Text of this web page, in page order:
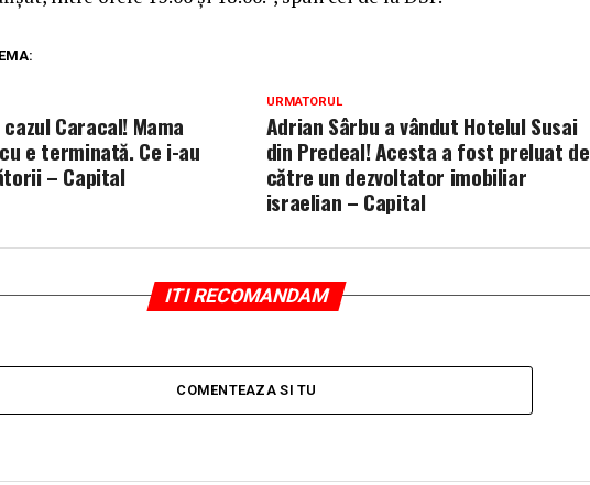
URMATORUL
Adrian Sârbu a vândut Hotelul Susai
din Predeal! Acesta a fost preluat de
către un dezvoltator imobiliar
israelian – Capital
Caracal! Mama
e terminată. Ce i-au
– Capital
ITI RECOMANDAM
COMENTEAZA SI TU